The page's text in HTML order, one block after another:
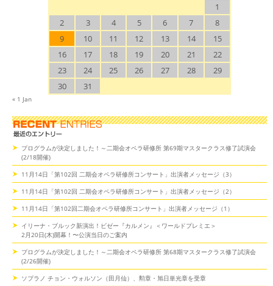
1
2
3 4 5 6 7
8
9
10 11 12 13 14
15
16
17 18 19 20 21
22
23
24 25 26 27 28
29
30
31
« 1 Jan
プログラムが決定しました！～二期会オペラ研修所 第69期マスタークラス修了試演会
(2/18開催)
11月14日「第102回 二期会オペラ研修所コンサート」出演者メッセージ（3）
11月14日「第102回 二期会オペラ研修所コンサート」出演者メッセージ（2）
11月14日「第102回二期会オペラ研修所コンサート」出演者メッセージ（1）
イリーナ・ブルック新演出！ビゼー『カルメン』＜ワールドプレミエ＞
2月20日(木)開幕！〜公演当日のご案内
プログラムが決定しました！～二期会オペラ研修所 第68期マスタークラス修了試演会
(2/26開催)
ソプラノ チョン・ウォルソン（田月仙）、勲章・旭日単光章を受章